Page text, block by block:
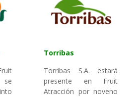
se
Torribas
Torribas S.A. estará
presente en Fruit
Atracción por noveno